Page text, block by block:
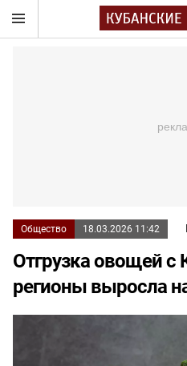
Общество 18.03.2026 11:42
Отгрузка овощей с
регионы выросла